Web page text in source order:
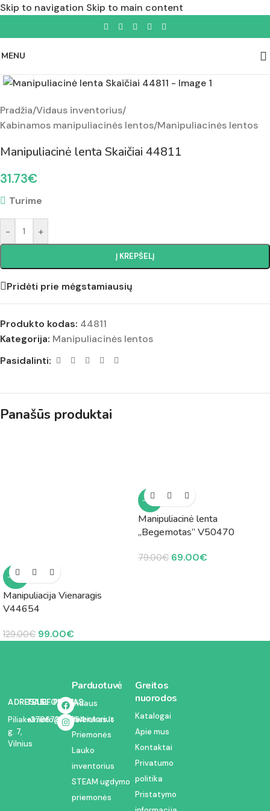
Skip to navigation Skip to main content
MENU
Pradžia/Vidaus inventorius/
Kabinamos manipuliacinės lentos/Manipuliacinės lentos
Manipuliacinė lenta Skaičiai 44811
31.73€
Turime
- +
Į KREPŠELĮ
Pridėti prie mėgstamiausių
Produkto kodas: 44811
Kategorija: Manipuliacinės lentos
Pasidalinti:
Panašūs produktai
-23%
Manipuliacija Vienaragis
V44654
129.00€ 99.00€
-13%
Manipuliacinė lenta
„Begemotas” V50470
79.00€ 69.00€
ADRESAS:
Piliakalnio
g. 7,
Vilnius
TELEFONAS:
+37067350054
EL. PAŠTAS:
info@kodelciukas.lt
Parduotuvė
Vidaus
inventorius
Priemonės
Lauko
inventorius
STEAM ugdymo
priemonės
Greitos
nuorodos
Katalogai
Apie mus
Kontaktai
Privatumo
politika
Pristatymo